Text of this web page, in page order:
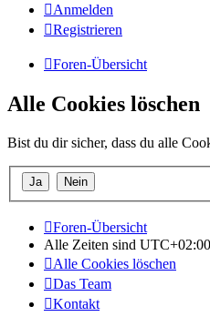
Anmelden
Registrieren
Foren-Übersicht
Alle Cookies löschen
Bist du dir sicher, dass du alle
Foren-Übersicht
Alle Zeiten sind UTC+02:00
Alle Cookies löschen
Das Team
Kontakt